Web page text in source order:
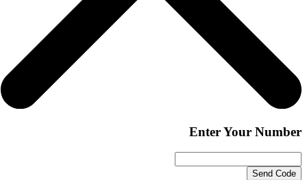
Enter Your Number
Send Code